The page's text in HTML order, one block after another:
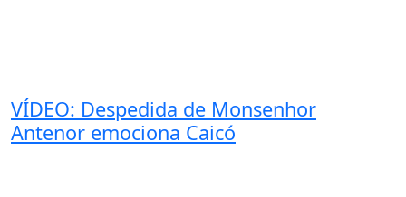
VÍDEO: Despedida de Monsenhor
Antenor emociona Caicó